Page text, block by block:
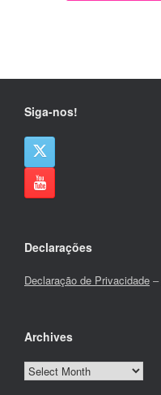
Siga-nos!
Declarações
Declaração de Privacidade –
Archives
Archives